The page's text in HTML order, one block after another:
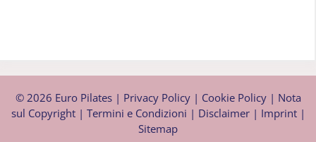
© 2026 Euro Pilates | Privacy Policy| Cookie Policy| Nota
sul Copyright| Termini e Condizioni | Disclaimer| Imprint|
Sitemap